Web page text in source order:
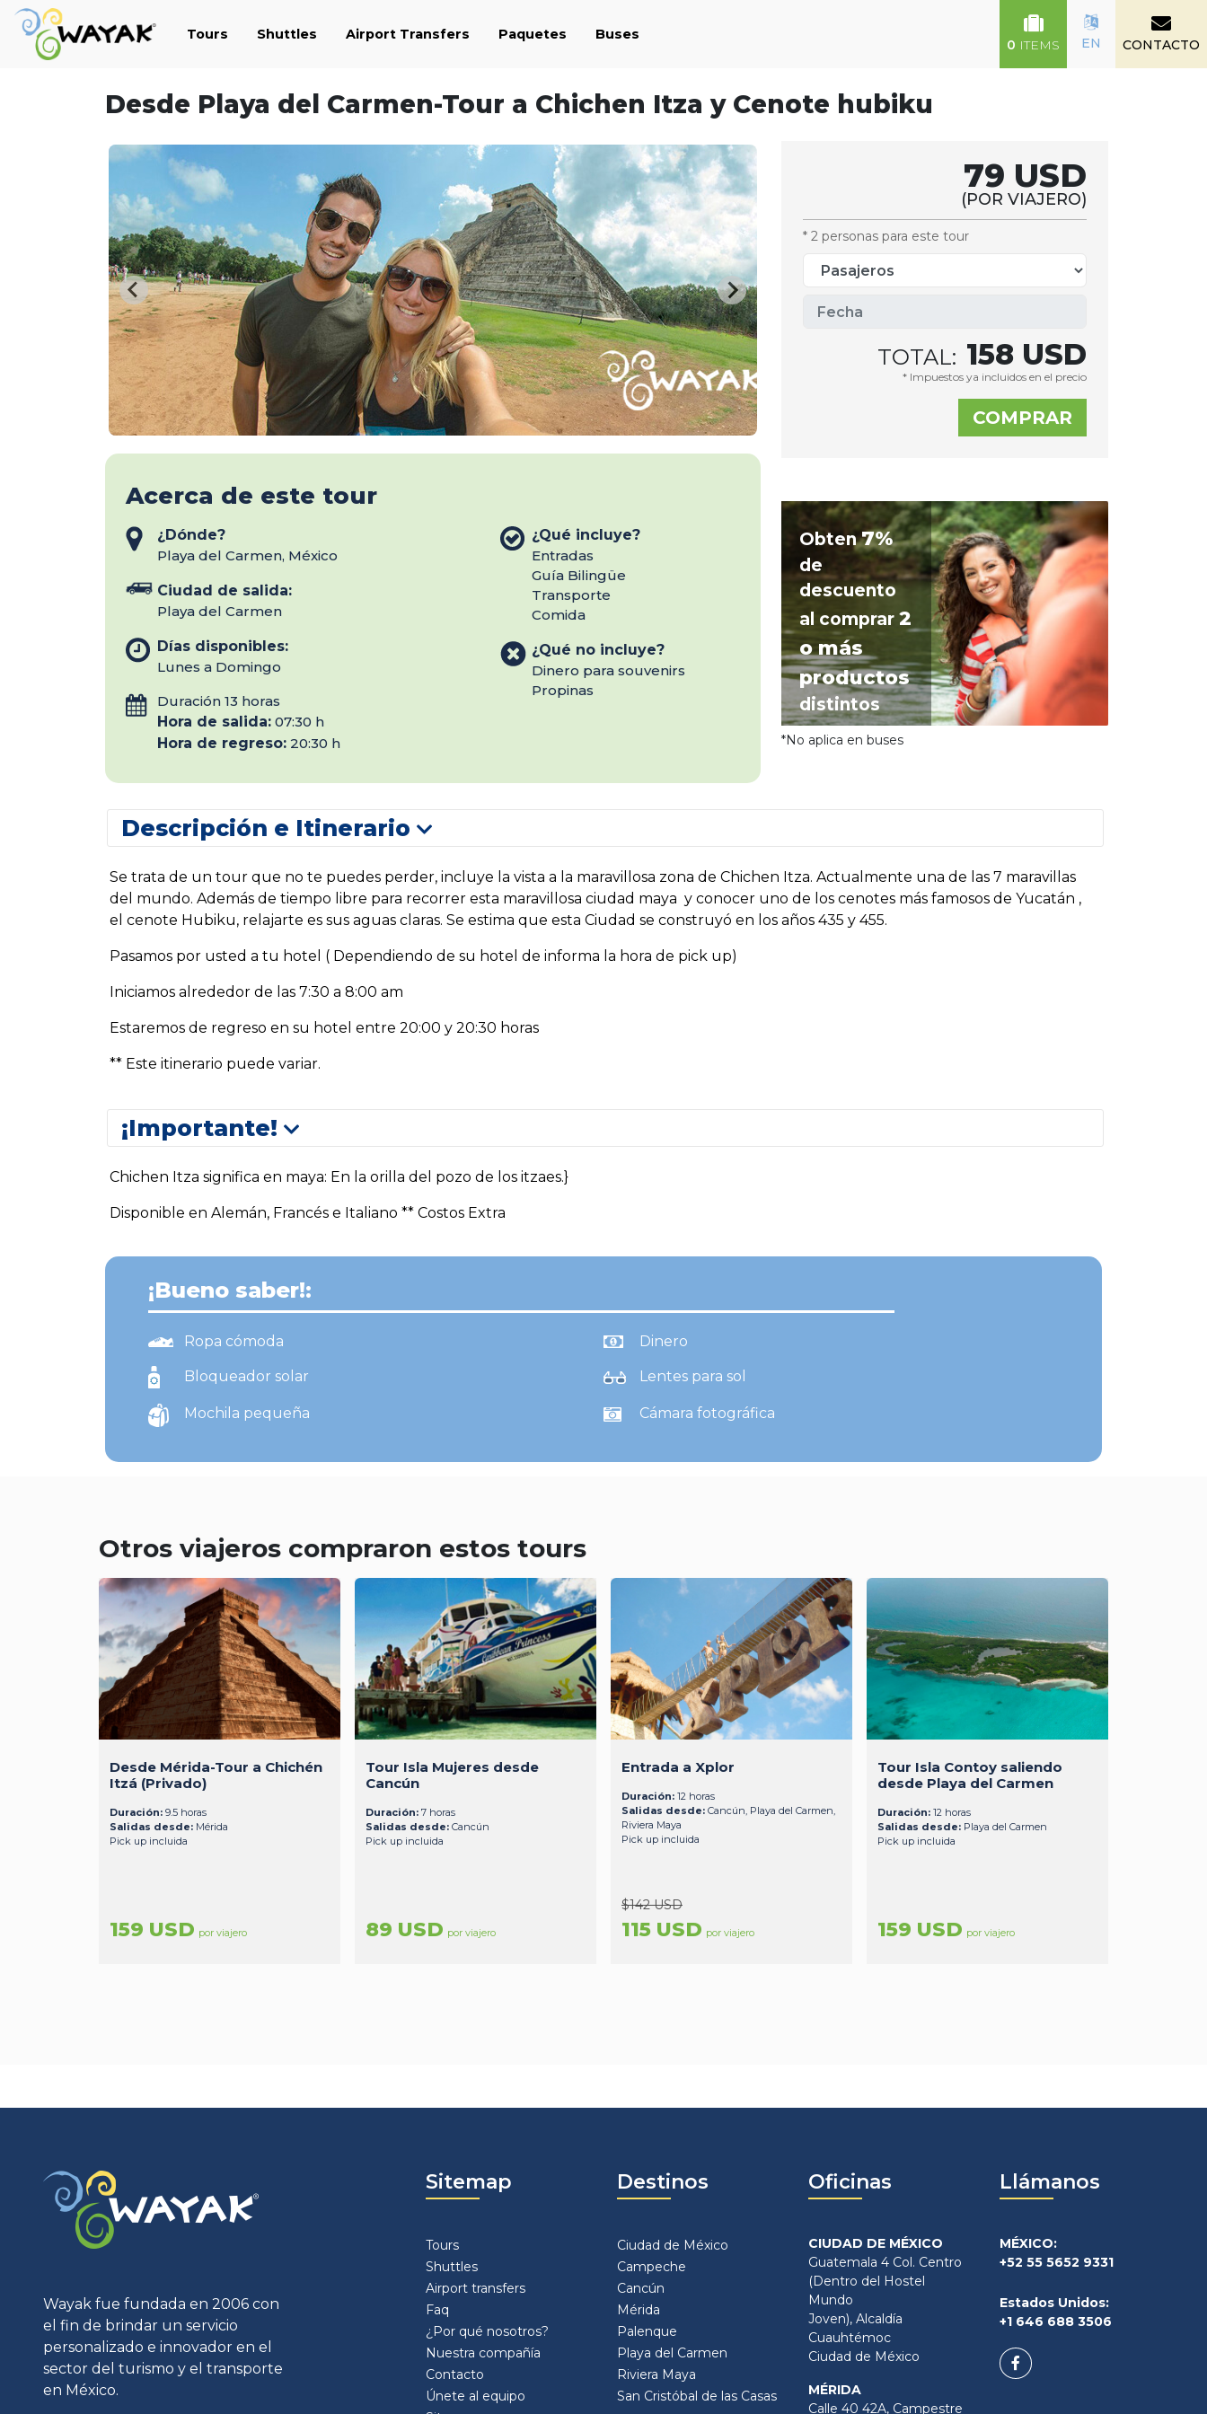
Tours Shuttles Airport Transfers Paquetes Buses
0 ITEMS EN CONTACTO
Desde Playa del Carmen-Tour a Chichen Itza y Cenote hubiku
Acerca de este tour
¿Dónde?
Playa del Carmen, México
Ciudad de salida:
Playa del Carmen
Días disponibles:
Lunes a Domingo
Duración 13 horas
Hora de salida: 07:30 h
Hora de regreso: 20:30 h
¿Qué incluye?
Entradas
Guía Bilingüe
Transporte
Comida
¿Qué no incluye?
Dinero para souvenirs
Propinas
79 USD
(POR VIAJERO)
* 2 personas para este tour
TOTAL: 158 USD
* Impuestos ya incluidos en el precio
Obten7%
de
descuento
al comprar 2
o más
productos
distintos
*No aplica en buses
Descripción e Itinerario
Se trata de un tour que no te puedes perder, incluye la vista a la maravillosa zona de Chichen Itza. Actualmente una de las 7 maravillas
del mundo. Además de tiempo libre para recorrer esta maravillosa ciudad maya y conocer uno de los cenotes más famosos de Yucatán ,
el cenote Hubiku, relajarte es sus aguas claras. Se estima que esta Ciudad se construyó en los años 435 y 455.
Pasamos por usted a tu hotel ( Dependiendo de su hotel de informa la hora de pick up)
Iniciamos alrededor de las 7:30 a 8:00 am
Estaremos de regreso en su hotel entre 20:00 y 20:30 horas
** Este itinerario puede variar.
¡Importante!
Chichen Itza significa en maya: En la orilla del pozo de los itzaes.}
Disponible en Alemán, Francés e Italiano ** Costos Extra
¡Bueno saber!:
Ropa cómoda Dinero
Bloqueador solar Lentes para sol
Mochila pequeña Cámara fotográfica
Otros viajeros compraron estos tours
Desde Mérida-Tour a Chichén
Itzá (Privado)
Duración: 9.5 horas
Salidas desde: Mérida
Pick up incluida
159 USD por viajero
Tour Isla Mujeres desde
Cancún
Duración: 7 horas
Salidas desde: Cancún
Pick up incluida
89 USD por viajero
Entrada a Xplor
Duración: 12 horas
Salidas desde: Cancún, Playa del Carmen,
Riviera Maya
Pick up incluida
$142 USD
115 USD por viajero
Tour Isla Contoy saliendo
desde Playa del Carmen
Duración: 12 horas
Salidas desde: Playa del Carmen
Pick up incluida
159 USD por viajero
Wayak fue fundada en 2006 con
el fin de brindar un servicio
personalizado e innovador en el
sector del turismo y el transporte
en México.
Sitemap
Tours
Shuttles
Airport transfers
Faq
¿Por qué nosotros?
Nuestra compañía
Contacto
Únete al equipo
Destinos
Ciudad de México
Campeche
Cancún
Mérida
Palenque
Playa del Carmen
Riviera Maya
San Cristóbal de las Casas
Oficinas
CIUDAD DE MÉXICO
Guatemala 4 Col. Centro
(Dentro del Hostel
Mundo
Joven), Alcaldía
Cuauhtémoc
Ciudad de México
MÉRIDA
Calle 40 42A, Campestre
Llámanos
MÉXICO:
+52 55 5652 9331
Estados Unidos:
+1 646 688 3506